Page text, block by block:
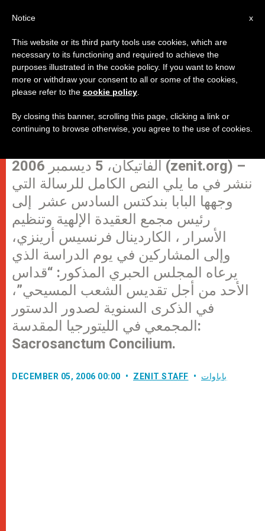
رسالة البابا إلى يوم الدراسة حول
"قداس الأحد من أجل تقديس الشعب
المسيحي"
الفاتيكان، 5 ديسمبر 2006 (zenit.org) –
ننشر في ما يلي النص الكامل للرسالة التي
وجهها البابا بندكتس السادس عشر إلى
رئيس مجمع العقيدة الإلهية وتنظيم
الأسرار ، الكاردينال فرنسيس أرينزي،
وإلى المشاركين في يوم الدراسة الذي
يرعاه المجلس الحبري المذكور: “قداس
الأحد من أجل تقديس الشعب المسيحي”،
في الذكرى السنوية لصدور الدستور
المجمعي في الليتورجيا المقدسة:
Sacrosanctum Concilium.
DECEMBER 05, 2006 00:00 ZENIT STAFF باباوات
x
Notice
This website or its third party tools use cookies, which are
necessary to its functioning and required to achieve the
purposes illustrated in the cookie policy. If you want to know
more or withdraw your consent to all or some of the cookies,
please refer to the cookie policy
By closing this banner, scrolling this page, clicking a link or
continuing to browse otherwise, you agree to the use of cookies.